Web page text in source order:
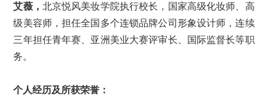
艾薇， 北京悦风美妆学院执行校长，国家高级化妆师、高
级美容师，担任全国多个连锁品牌公司形象设计师，连续
三年担任青年赛、亚洲美业大赛评审长、国际监督长等职
务。
个人经历及所获荣誉：